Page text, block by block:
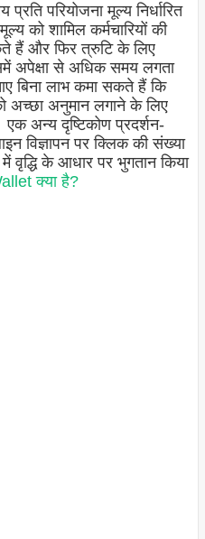
परियोजना मूल्य निर्धारित
को शामिल कर्मचारियों की
हैं और फिर त्रुटि के लिए
अपेक्षा से अधिक समय लगता
बिना लाभ कमा सकते हैं कि
अच्छा अनुमान लगाने के लिए
अन्य दृष्टिकोण प्रदर्शन-
विज्ञापन पर क्लिक की संख्या
वृद्धि के आधार पर भुगतान किया
क्या है?